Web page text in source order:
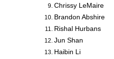
Chrissy LeMaire
Brandon Abshire
Rishal Hurbans
Jun Shan
Haibin Li